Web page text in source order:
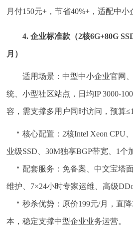
月付150元+，节省40%+，适配中小
4. 企业标准款（2核6G+80G
月）
适用场景：中型中小企业官网
统、小型社区站点，日均IP 3000-
容，需支撑多用户同时访问，预算
核心配置：2核Intel Xeon CPU
业级SSD、30M独享BGP带宽、1个
配套服务：免备案、中文宝塔
维护、7×24小时专家运维、高级
秒杀优势：原价199元/月，直
本，稳定支撑中型企业业务运营。